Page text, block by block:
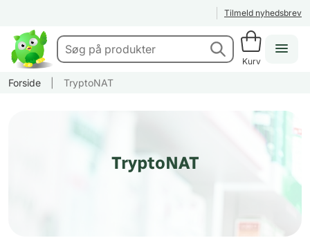
Tilmeld nyhedsbrev
Kurv
Forside TryptoNAT
TryptoNAT